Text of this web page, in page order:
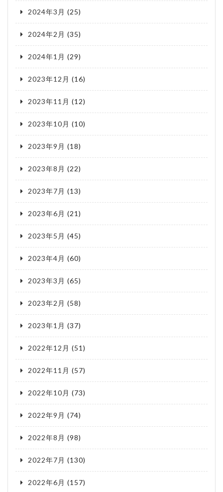
2024年3月 (25)
2024年2月 (35)
2024年1月 (29)
2023年12月 (16)
2023年11月 (12)
2023年10月 (10)
2023年9月 (18)
2023年8月 (22)
2023年7月 (13)
2023年6月 (21)
2023年5月 (45)
2023年4月 (60)
2023年3月 (65)
2023年2月 (58)
2023年1月 (37)
2022年12月 (51)
2022年11月 (57)
2022年10月 (73)
2022年9月 (74)
2022年8月 (98)
2022年7月 (130)
2022年6月 (157)